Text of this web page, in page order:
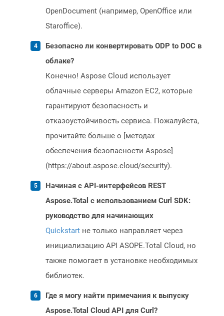
OpenDocument (например, OpenOffice или
Staroffice).
Безопасно ли конвертировать ODP to DOC в
облаке?
Конечно! Aspose Cloud использует
облачные серверы Amazon EC2, которые
гарантируют безопасность и
отказоустойчивость сервиса. Пожалуйста,
прочитайте больше о [методах
обеспечения безопасности Aspose]
(https://about.aspose.cloud/security).
Начиная с API-интерфейсов REST
Aspose.Total с использованием Curl SDK:
руководство для начинающих
Quickstart не только направляет через
инициализацию API ASOPE.Total Cloud, но
также помогает в установке необходимых
библиотек.
Где я могу найти примечания к выпуску
Aspose.Total Cloud API для Curl?